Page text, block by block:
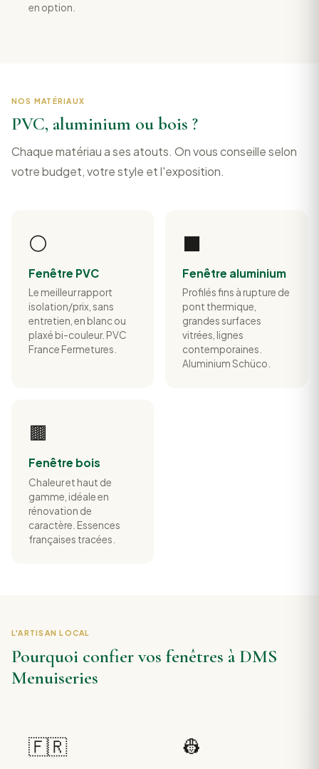
en option.
NOS MATÉRIAUX
PVC, aluminium ou bois ?
Chaque matériau a ses atouts. On vous conseille selon
votre budget, votre style et l'exposition.
⚪
Fenêtre PVC
Le meilleur rapport
isolation/prix, sans
entretien, en blanc ou
plaxé bi-couleur. PVC
France Fermetures.
⬛
Fenêtre aluminium
Profilés fins à rupture de
pont thermique,
grandes surfaces
vitrées, lignes
contemporaines.
Aluminium Schüco.
🟫
Fenêtre bois
Chaleur et haut de
gamme, idéale en
rénovation de
caractère. Essences
françaises tracées.
L'ARTISAN LOCAL
Pourquoi confier vos fenêtres à DMS
Menuiseries
🇫🇷 👷